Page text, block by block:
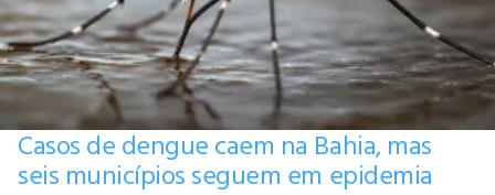
Casos de dengue caem na Bahia, mas
seis municípios seguem em epidemia